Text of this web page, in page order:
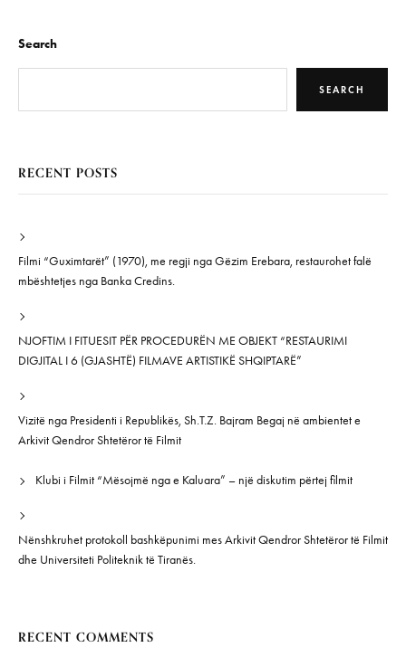
Search
SEARCH
RECENT POSTS
Filmi “Guximtarët” (1970), me regji nga Gëzim Erebara, restaurohet falë
mbështetjes nga Banka Credins.
NJOFTIM I FITUESIT PËR PROCEDURËN ME OBJEKT “RESTAURIMI
DIGJITAL I 6 (GJASHTË) FILMAVE ARTISTIKË SHQIPTARË”
Vizitë nga Presidenti i Republikës, Sh.T.Z. Bajram Begaj në ambientet e
Arkivit Qendror Shtetëror të Filmit
Klubi i Filmit “Mësojmë nga e Kaluara” – një diskutim përtej filmit
Nënshkruhet protokoll bashkëpunimi mes Arkivit Qendror Shtetëror të Filmit
dhe Universiteti Politeknik të Tiranës.
RECENT COMMENTS